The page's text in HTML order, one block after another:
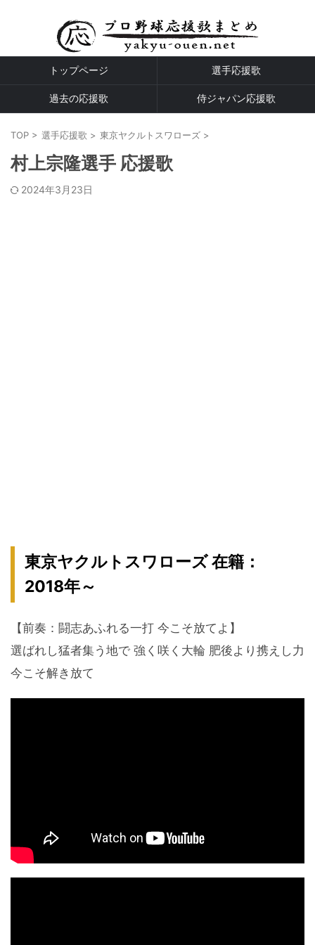
トップページ 選手応援歌
過去の応援歌 侍ジャパン応援歌
TOP > 選手応援歌 > 東京ヤクルトスワローズ >
村上宗隆選手 応援歌
2024年3月23日
東京ヤクルトスワローズ 在籍：
2018年～
【前奏：闘志あふれる一打 今こそ放てよ】
選ばれし猛者集う地で 強く咲く大輪 肥後より携えし力
今こそ解き放て